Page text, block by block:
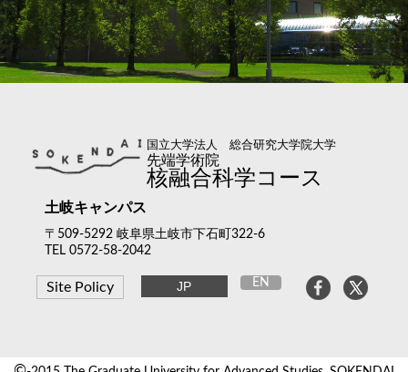
国立大学法人 総合研究大学院大学
先端学術院
核融合科学コース
土岐キャンパス
〒509-5292 岐阜県土岐市下石町322-6
TEL 0572-58-2042
Site Policy JP EN